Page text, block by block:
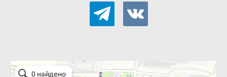
telegram vkontakte
Детская библиотека-филиал № 9
Библиотека в Севастополе